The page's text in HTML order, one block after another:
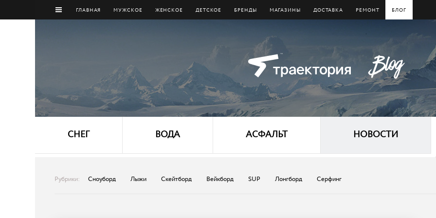
ГЛАВНАЯ МУЖCКОЕ ЖЕНСКОЕ ДЕТСКОЕ БРЕНДЫ МАГАЗИНЫ ДОСТАВКА РЕМОНТ БЛОГ
СНЕГ ВОДА АСФАЛЬТ НОВОСТИ
Рубрики: Сноуборд Лыжи Скейтборд Вейкборд SUP Лонгборд Серфинг